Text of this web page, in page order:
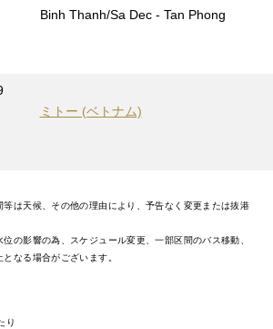
Binh Thanh/Sa Dec - Tan Phong
ミトー (ベトナム)
は天候、その他の理由により、予告なく変更または抜港
の影響の為、スケジュール変更、一部区間のバス移動、
なる場合がございます。
り